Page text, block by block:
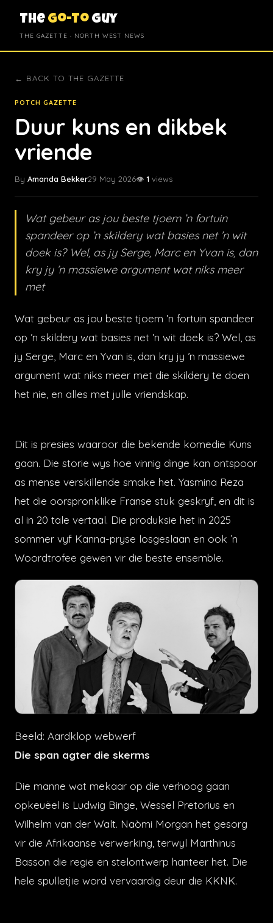
The Go-To Guy
THE GAZETTE · NORTH WEST NEWS
← BACK TO THE GAZETTE
POTCH GAZETTE
Duur kuns en dikbek
vriende
By Amanda Bekker29 May 2026👁️ 1 views
Wat gebeur as jou beste tjoem ’n fortuin
spandeer op ’n skildery wat basies net ’n wit
doek is? Wel, as jy Serge, Marc en Yvan is, dan
kry jy ’n massiewe argument wat niks meer
met
Wat gebeur as jou beste tjoem ’n fortuin spandeer
op ’n skildery wat basies net ’n wit doek is? Wel, as
jy Serge, Marc en Yvan is, dan kry jy ’n massiewe
argument wat niks meer met die skildery te doen
het nie, en alles met julle vriendskap.
Dit is presies waaroor die bekende komedie Kuns
gaan. Die storie wys hoe vinnig dinge kan ontspoor
as mense verskillende smake het. Yasmina Reza
het die oorspronklike Franse stuk geskryf, en dit is
al in 20 tale vertaal. Die produksie het in 2025
sommer vyf Kanna-pryse losgeslaan en ook ’n
Woordtrofee gewen vir die beste ensemble.
Beeld: Aardklop webwerf
Die span agter die skerms
Die manne wat mekaar op die verhoog gaan
opkeuëel is Ludwig Binge, Wessel Pretorius en
Wilhelm van der Walt. Naòmi Morgan het gesorg
vir die Afrikaanse verwerking, terwyl Marthinus
Basson die regie en stelontwerp hanteer het. Die
hele spulletjie word vervaardig deur die KKNK.